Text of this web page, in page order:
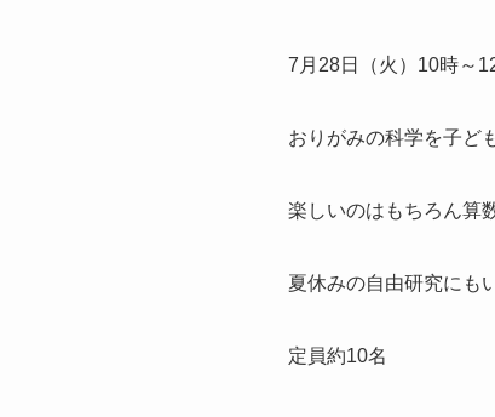
7月28日（火）10時～
おりがみの科学を子ど
楽しいのはもちろん算
夏休みの自由研究にも
定員約10名